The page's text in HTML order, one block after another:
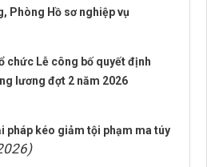
Phòng Hồ sơ nghiệp vụ
chức Lễ công bố quyết định
lương đợt 2 năm 2026
pháp kéo giảm tội phạm ma túy